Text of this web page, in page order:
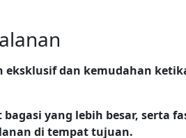
dan kemudahan
yang lebih besar, serta
di tempat tujuan.